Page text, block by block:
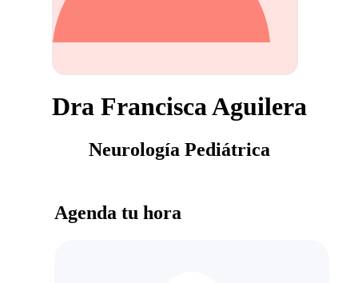
Dra Francisca Aguilera
Neurología Pediátrica
Agenda tu hora